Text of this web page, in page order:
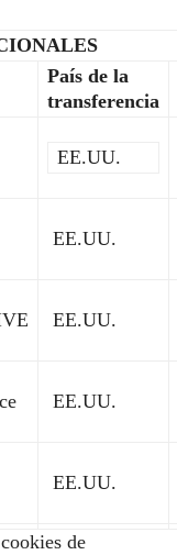
País de la
transferencia
EE.UU.
EE.UU.
EE.UU.
EE.UU.
EE.UU.
de